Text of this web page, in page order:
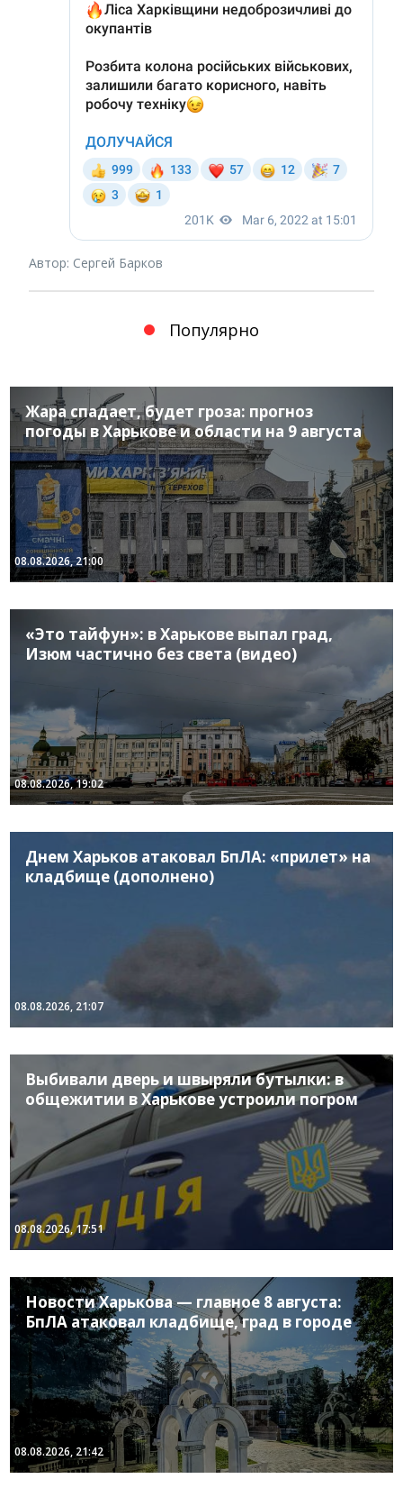
Автор: Сергей Барков
Популярно
Жара спадает, будет гроза: прогноз
погоды в Харькове и области на 9 августа
08.08.2026, 21:00
«Это тайфун»: в Харькове выпал град,
Изюм частично без света (видео)
08.08.2026, 19:02
Днем Харьков атаковал БпЛА: «прилет» на
кладбище (дополнено)
08.08.2026, 21:07
Выбивали дверь и швыряли бутылки: в
общежитии в Харькове устроили погром
08.08.2026, 17:51
Новости Харькова — главное 8 августа:
БпЛА атаковал кладбище, град в городе
08.08.2026, 21:42